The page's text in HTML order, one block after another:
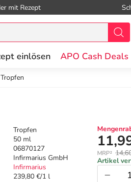
mit Rezept
einlösen APO Cash Deals
Tropfen
50 ml
06870127
Infirmarius GmbH
Infirmarius
239,80 €/1 l
MRP²
Artikel